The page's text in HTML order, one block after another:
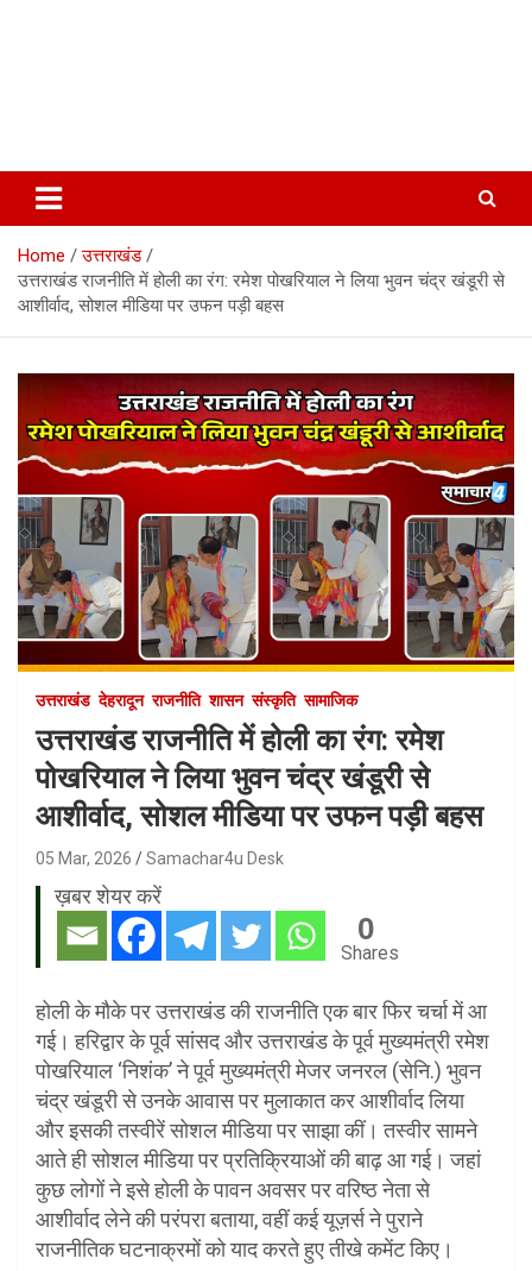
Home
उत्तराखंड
उत्तराखंड राजनीति में होली का रंग: रमेश पोखरियाल ने लिया भुवन चंद्र खंडूरी से
आशीर्वाद, सोशल मीडिया पर उफन पड़ी बहस
उत्तराखंड देहरादून राजनीति शासन संस्कृति सामाजिक
उत्तराखंड राजनीति में होली का रंग: रमेश
पोखरियाल ने लिया भुवन चंद्र खंडूरी से
आशीर्वाद, सोशल मीडिया पर उफन पड़ी बहस
05 Mar, 2026 Samachar4u Desk
ख़बर शेयर करें
0
Shares
होली के मौके पर उत्तराखंड की राजनीति एक बार फिर चर्चा में आ
गई। हरिद्वार के पूर्व सांसद और उत्तराखंड के पूर्व मुख्यमंत्री रमेश
पोखरियाल ‘निशंक’ ने पूर्व मुख्यमंत्री मेजर जनरल (सेनि.) भुवन
चंद्र खंडूरी से उनके आवास पर मुलाकात कर आशीर्वाद लिया
और इसकी तस्वीरें सोशल मीडिया पर साझा कीं। तस्वीर सामने
आते ही सोशल मीडिया पर प्रतिक्रियाओं की बाढ़ आ गई। जहां
कुछ लोगों ने इसे होली के पावन अवसर पर वरिष्ठ नेता से
आशीर्वाद लेने की परंपरा बताया, वहीं कई यूज़र्स ने पुराने
राजनीतिक घटनाक्रमों को याद करते हुए तीखे कमेंट किए।